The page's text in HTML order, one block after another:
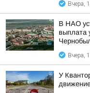
Вчера,
В НАО
выплата
Вчера,
У